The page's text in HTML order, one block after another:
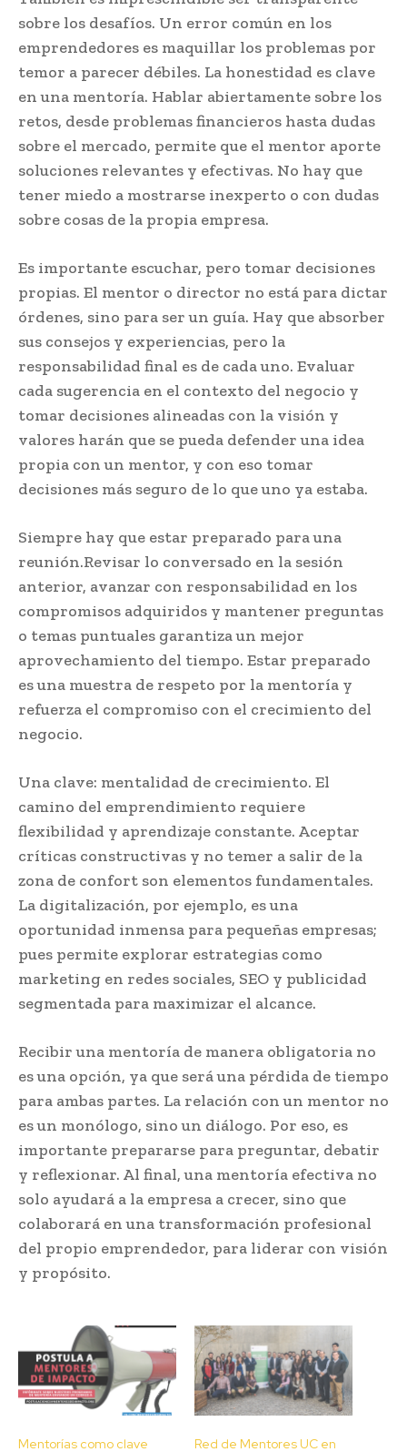
sobre los desafíos. Un error común en los
emprendedores es maquillar los problemas por
temor a parecer débiles. La honestidad es clave
en una mentoría. Hablar abiertamente sobre los
retos, desde problemas financieros hasta dudas
sobre el mercado, permite que el mentor aporte
soluciones relevantes y efectivas. No hay que
tener miedo a mostrarse inexperto o con dudas
sobre cosas de la propia empresa.
Es importante escuchar, pero tomar decisiones
propias. El mentor o director no está para dictar
órdenes, sino para ser un guía. Hay que absorber
sus consejos y experiencias, pero la
responsabilidad final es de cada uno. Evaluar
cada sugerencia en el contexto del negocio y
tomar decisiones alineadas con la visión y
valores harán que se pueda defender una idea
propia con un mentor, y con eso tomar
decisiones más seguro de lo que uno ya estaba.
Siempre hay que estar preparado para una
reunión.Revisar lo conversado en la sesión
anterior, avanzar con responsabilidad en los
compromisos adquiridos y mantener preguntas
o temas puntuales garantiza un mejor
aprovechamiento del tiempo. Estar preparado
es una muestra de respeto por la mentoría y
refuerza el compromiso con el crecimiento del
negocio.
Una clave: mentalidad de crecimiento. El
camino del emprendimiento requiere
flexibilidad y aprendizaje constante. Aceptar
críticas constructivas y no temer a salir de la
zona de confort son elementos fundamentales.
La digitalización, por ejemplo, es una
oportunidad inmensa para pequeñas empresas;
pues permite explorar estrategias como
marketing en redes sociales, SEO y publicidad
segmentada para maximizar el alcance.
Recibir una mentoría de manera obligatoria no
es una opción, ya que será una pérdida de tiempo
para ambas partes. La relación con un mentor no
es un monólogo, sino un diálogo. Por eso, es
importante prepararse para preguntar, debatir
y reflexionar. Al final, una mentoría efectiva no
solo ayudará a la empresa a crecer, sino que
colaborará en una transformación profesional
del propio emprendedor, para liderar con visión
y propósito.
Mentorías como clave Red de Mentores UC en